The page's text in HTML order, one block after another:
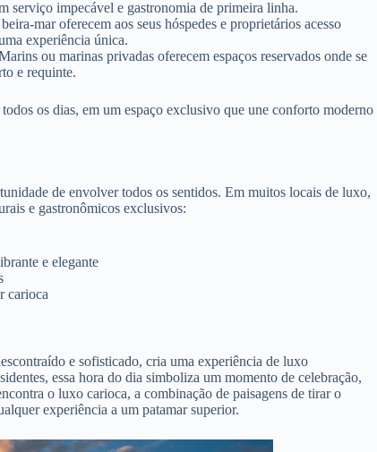
serviço impecável e gastronomia de primeira linha.
mar oferecem aos seus hóspedes e proprietários acesso
experiência única.
ou marinas privadas oferecem espaços reservados onde se
e requinte.
os dias, em um espaço exclusivo que une conforto moderno
de envolver todos os sentidos. Em muitos locais de luxo,
e gastronômicos exclusivos:
e elegante
carioca
e sofisticado, cria uma experiência de luxo
essa hora do dia simboliza um momento de celebração,
o luxo carioca, a combinação de paisagens de tirar o
experiência a um patamar superior.